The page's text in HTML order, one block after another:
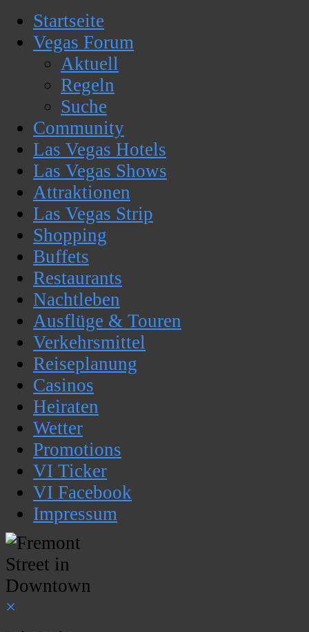
Startseite
Vegas Forum
Aktuell
Regeln
Suche
Community
Las Vegas Hotels
Las Vegas Shows
Attraktionen
Las Vegas Strip
Shopping
Buffets
Restaurants
Nachtleben
Ausflüge & Touren
Verkehrsmittel
Reiseplanung
Casinos
Heiraten
Wetter
Promotions
VI Ticker
VI Facebook
Impressum
×